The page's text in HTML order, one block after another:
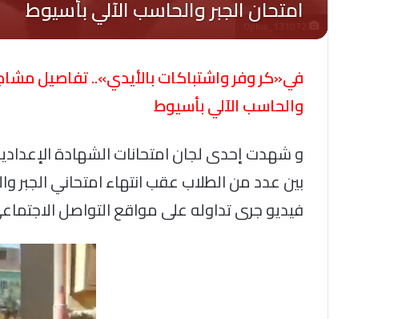
في«كر وفر واشتباكات بالأيدي».. تفاصيل
والحاسب الآلي بأسيوط
و شهدت إحدى لجان امتحانات الشهادة
بين عدد من الطلاب عقب انتهاء امتحاني
فيديو جرى تداوله على مواقع التواصل